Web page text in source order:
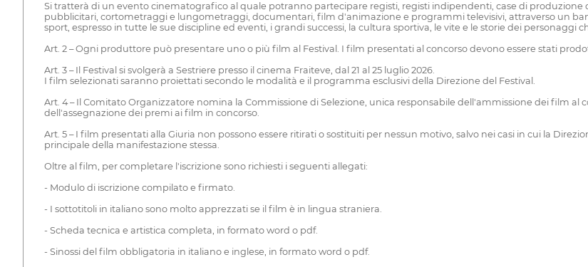
Si tratterà di un evento cinematografico al quale potranno partecipare registi, registi indipendenti, case di
pubblicitari, cortometraggi e lungometraggi, documentari, film d'animazione e programmi televisivi, attraverso un
sport, espresso in tutte le sue discipline ed eventi, i grandi successi, la cultura sportiva, le vite e le storie dei
Art. 2 – Ogni produttore può presentare uno o più film al Festival. I film presentati al concorso devono essere stati
Art. 3 – Il Festival si svolgerà a Sestriere presso il cinema Fraiteve, dal 21 al 25 luglio 2026.
I film selezionati saranno proiettati secondo le modalità e il programma esclusivi della Direzione del Festival.
Art. 4 – Il Comitato Organizzatore nomina la Commissione di Selezione, unica responsabile dell'ammissione dei film al
dell'assegnazione dei premi ai film in concorso.
Art. 5 – I film presentati alla Giuria non possono essere ritirati o sostituiti per nessun motivo, salvo nei casi in cui la
principale della manifestazione stessa.
Oltre al film, per completare l'iscrizione sono richiesti i seguenti allegati:
- Modulo di iscrizione compilato e firmato.
- I sottotitoli in italiano sono molto apprezzati se il film è in lingua straniera.
- Scheda tecnica e artistica completa, in formato word o pdf.
- Sinossi del film obbligatoria in italiano e inglese, in formato word o pdf.